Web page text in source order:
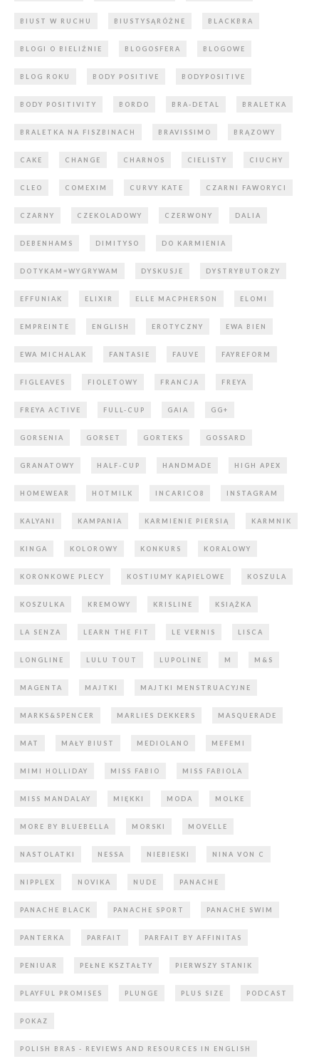
BIUST W RUCHU BIUSTYSĄRÓŻNE BLACKBRA
BLOGI O BIELIŹNIE BLOGOSFERA BLOGOWE
BLOG ROKU BODY POSITIVE BODYPOSITIVE
BODY POSITIVITY BORDO BRA-DETAL BRALETKA
BRALETKA NA FISZBINACH BRAVISSIMO BRĄZOWY
CAKE CHANGE CHARNOS CIELISTY CIUCHY
CLEO COMEXIM CURVY KATE CZARNI FAWORYCI
CZARNY CZEKOLADOWY CZERWONY DALIA
DEBENHAMS DIMITYSO DO KARMIENIA
DOTYKAM=WYGRYWAM DYSKUSJE DYSTRYBUTORZY
EFFUNIAK ELIXIR ELLE MACPHERSON ELOMI
EMPREINTE ENGLISH EROTYCZNY EWA BIEN
EWA MICHALAK FANTASIE FAUVE FAYREFORM
FIGLEAVES FIOLETOWY FRANCJA FREYA
FREYA ACTIVE FULL-CUP GAIA GG+
GORSENIA GORSET GORTEKS GOSSARD
GRANATOWY HALF-CUP HANDMADE HIGH APEX
HOMEWEAR HOTMILK INCARICO8 INSTAGRAM
KALYANI KAMPANIA KARMIENIE PIERSIĄ KARMNIK
KINGA KOLOROWY KONKURS KORALOWY
KORONKOWE PLECY KOSTIUMY KĄPIELOWE KOSZULA
KOSZULKA KREMOWY KRISLINE KSIĄŻKA
LA SENZA LEARN THE FIT LE VERNIS LISCA
LONGLINE LULU TOUT LUPOLINE M M&S
MAGENTA MAJTKI MAJTKI MENSTRUACYJNE
MARKS&SPENCER MARLIES DEKKERS MASQUERADE
MAT MAŁY BIUST MEDIOLANO MEFEMI
MIMI HOLLIDAY MISS FABIO MISS FABIOLA
MISS MANDALAY MIĘKKI MODA MOLKE
MORE BY BLUEBELLA MORSKI MOVELLE
NASTOLATKI NESSA NIEBIESKI NINA VON C
NIPPLEX NOVIKA NUDE PANACHE
PANACHE BLACK PANACHE SPORT PANACHE SWIM
PANTERKA PARFAIT PARFAIT BY AFFINITAS
PENIUAR PEŁNE KSZTAŁTY PIERWSZY STANIK
PLAYFUL PROMISES PLUNGE PLUS SIZE PODCAST
POKAZ
POLISH BRAS - REVIEWS AND RESOURCES IN ENGLISH